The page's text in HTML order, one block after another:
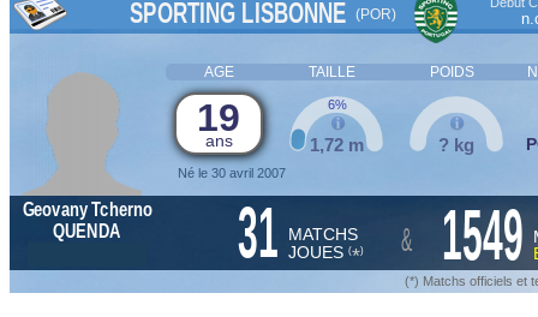
SPORTING LISBONNE (POR)
AGE TAILLE POIDS
19
ans
Né le 30 avril 2007
1,72 m
6%
? kg
Geovany Tcherno
QUENDA
31 MATCHS
JOUES (*) & 1549
(*) Matchs officiels et